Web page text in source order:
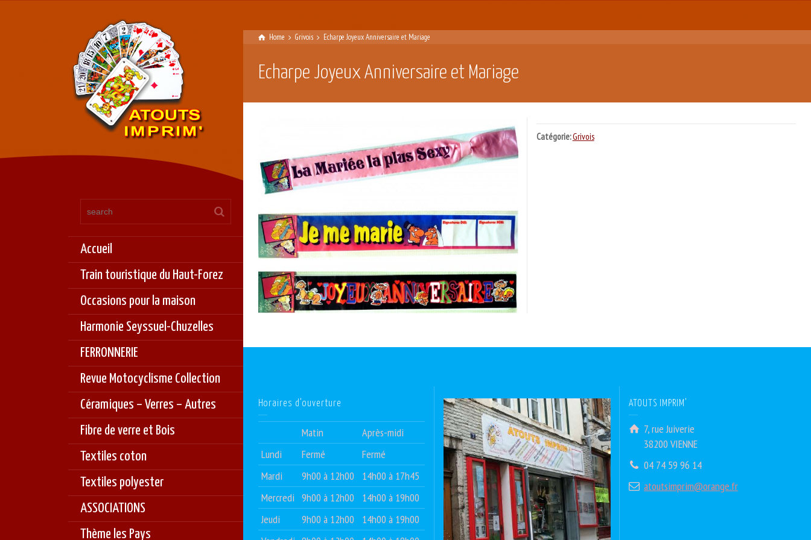
Accueil
Train touristique du Haut-Forez
Occasions pour la maison
Harmonie Seyssuel-Chuzelles
FERRONNERIE
Revue Motocyclisme Collection
Céramiques – Verres – Autres
Fibre de verre et Bois
Textiles coton
Textiles polyester
ASSOCIATIONS
Thème les Pays
Home Grivois Echarpe Joyeux Anniversaire et Mariage
Echarpe Joyeux Anniversaire et Mariage
Catégorie:Grivois
Horaires d’ouverture
Matin
Après-midi
Lundi
Fermé
Fermé
Mardi
9h00 à 12h00
14h00 à 17h45
Mercredi 9h00 à 12h00
14h00 à 19h00
Jeudi
9h00 à 12h00
14h00 à 19h00
ATOUTS IMPRIM’
7, rue Juiverie
38200 VIENNE
04 74 59 96 14
atoutsimprim@orange.fr